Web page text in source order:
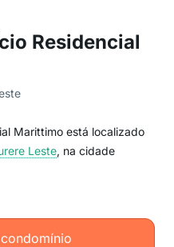
Residencial
Marittimo está localizado
Leste, na cidade